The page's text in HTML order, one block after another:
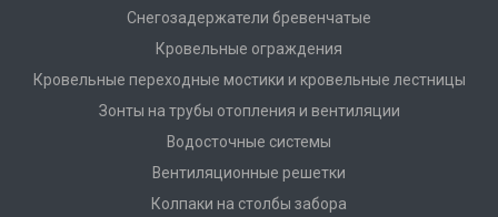
Снегозадержатели бревенчатые
Кровельные ограждения
Кровельные переходные мостики и кровельные лестницы
Зонты на трубы отопления и вентиляции
Водосточные системы
Вентиляционные решетки
Колпаки на столбы забора